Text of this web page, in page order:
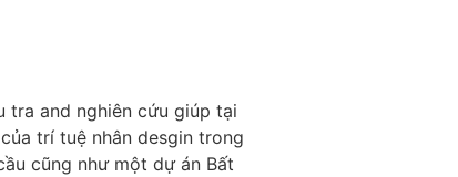
tra and nghiên cứu giúp tại
trí tuệ nhân desgin trong
cũng như một dự án Bất